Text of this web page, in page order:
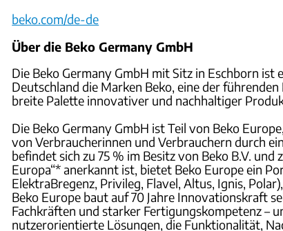
beko.com/de-de
Über die Beko Germany GmbH
Die Beko Germany GmbH mit Sitz in Eschborn
Deutschland die Marken Beko, eine der
breite Palette innovativer und nachhaltiger
Die Beko Germany GmbH ist Teil von Beko
von Verbraucherinnen und Verbrauchern durch
befindet sich zu 75 % im Besitz von Beko B.V.
Europa“* anerkannt ist, bietet Beko Europe ein
ElektraBregenz, Privileg, Flavel, Altus, Ignis,
Beko Europe baut auf 70 Jahre Innovationskraft
Fachkräften und starker Fertigungskompetenz –
nutzerorientierte Lösungen, die Funktionalität,